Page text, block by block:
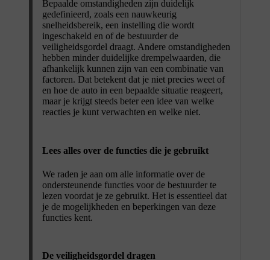
Bepaalde omstandigheden zijn duidelijk
gedefinieerd, zoals een nauwkeurig
snelheidsbereik, een instelling die wordt
ingeschakeld en of de bestuurder de
veiligheidsgordel draagt. Andere omstandigheden
hebben minder duidelijke drempelwaarden, die
afhankelijk kunnen zijn van een combinatie van
factoren. Dat betekent dat je niet precies weet of
en hoe de auto in een bepaalde situatie reageert,
maar je krijgt steeds beter een idee van welke
reacties je kunt verwachten en welke niet.
Lees alles over de functies die je gebruikt
We raden je aan om alle informatie over de
ondersteunende functies voor de bestuurder te
lezen voordat je ze gebruikt. Het is essentieel dat
je de mogelijkheden en beperkingen van deze
functies kent.
De veiligheidsgordel dragen